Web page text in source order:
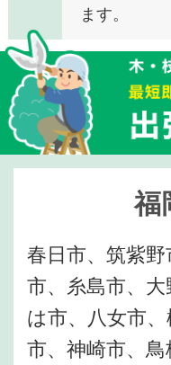
ます。
福
春日市、筑紫
市、糸島市、
は市、八女市
市、神崎市、